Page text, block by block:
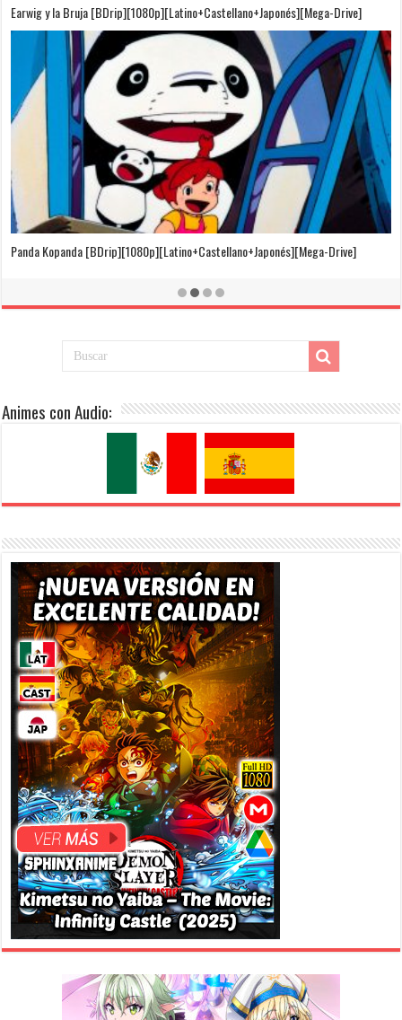
Puedo Escuchar el Mar [Película][BDrip][1080p][Dual Audio]
[Castellano+Japonés][Sub-Español][MEGA]
Animes con Audio: